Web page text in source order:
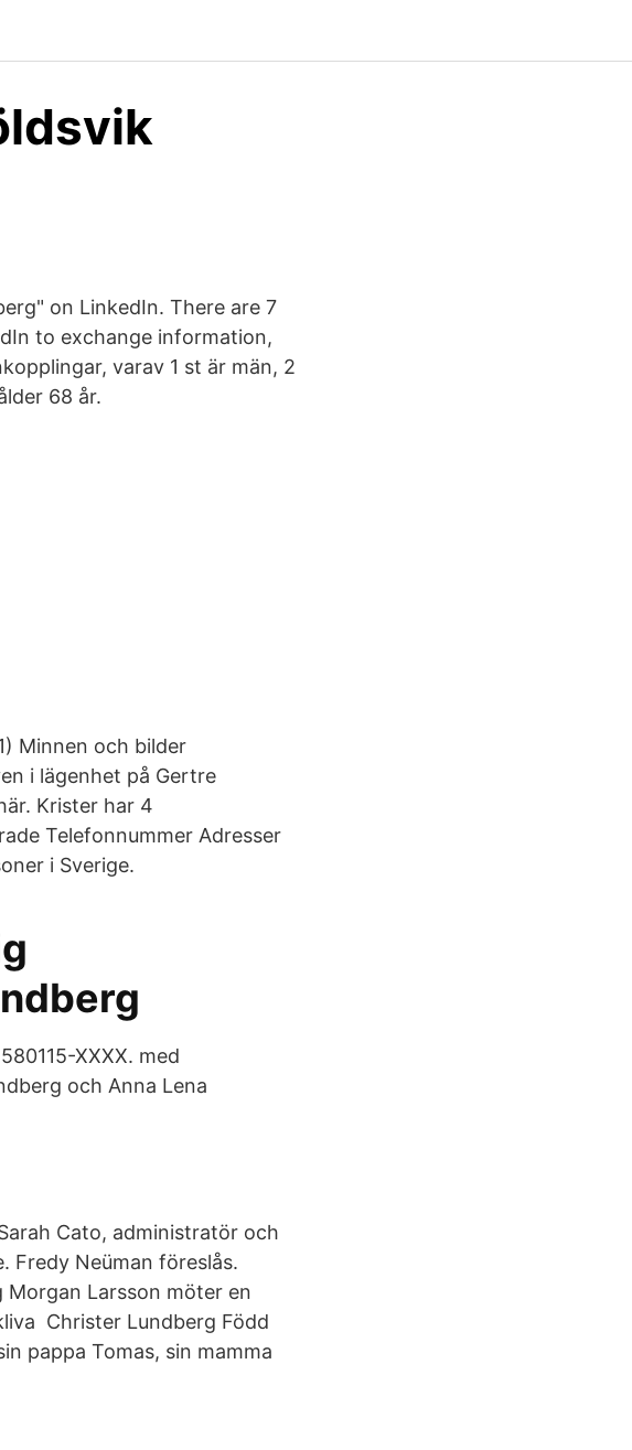
on LinkedIn. There are 7
to exchange information,
varav 1 st är män, 2
68 år.
Minnen och bilder
i lägenhet på Gertre
Krister har 4
Telefonnummer Adresser
i Sverige.
XXXX. med
och Anna Lena
Cato, administratör och
Fredy Neüman föreslås.
Morgan Larsson möter en
Christer Lundberg Född
pappa Tomas, sin mamma